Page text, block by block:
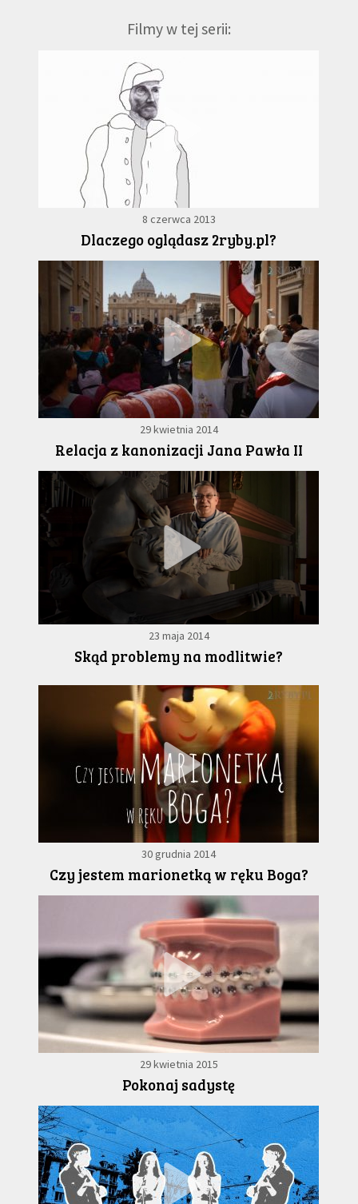
Filmy w tej serii:
8 czerwca 2013
Dlaczego oglądasz 2ryby.pl?
29 kwietnia 2014
Relacja z kanonizacji Jana Pawła II
23 maja 2014
Skąd problemy na modlitwie?
30 grudnia 2014
Czy jestem marionetką w ręku Boga?
29 kwietnia 2015
Pokonaj sadystę